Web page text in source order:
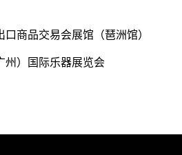
商品交易会展馆（琶洲馆）
州）国际乐器展览会